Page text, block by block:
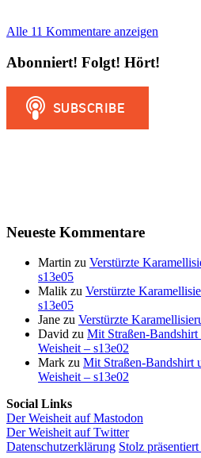
Alle 11 Kommentare anzeigen
Abonniert! Folgt! Hört!
Neueste Kommentare
Martin zu Verstürzte
s13e05
Malik zu Verstürzte
s13e05
Jane zu Verstürzte
David zu Mit Straßen-
Weisheit – s13e02
Mark zu Mit Straßen-Bandshirt
Weisheit – s13e02
Social Links
Der Weisheit auf Mastodon
Der Weisheit auf Twitter
Datenschutzerklärung Stolz